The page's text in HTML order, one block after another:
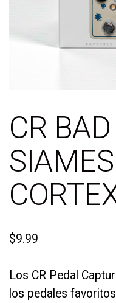
CR
$9.99
Los CR Pedal
los pedales